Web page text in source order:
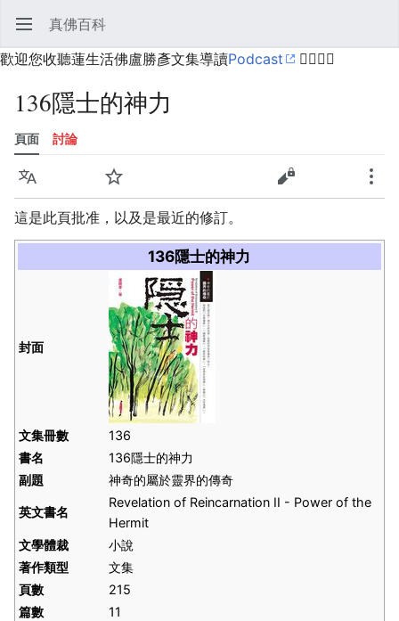
開啟主選單 真佛百科
歡迎您收聽蓮生活佛盧勝彥文集導讀Podcast 🙋‍♂️🙋‍♀️
136隱士的神力
頁面 討論
語言 監視
這是此頁批准，以及是最近的修訂。
136隱士的神力
封面
文集冊數
136
書名
136隱士的神力
副題
神奇的屬於靈界的傳奇
英文書名
Revelation of Reincarnation II - Power of the
Hermit
文學體裁
小說
著作類型
文集
頁數
215
篇數
11